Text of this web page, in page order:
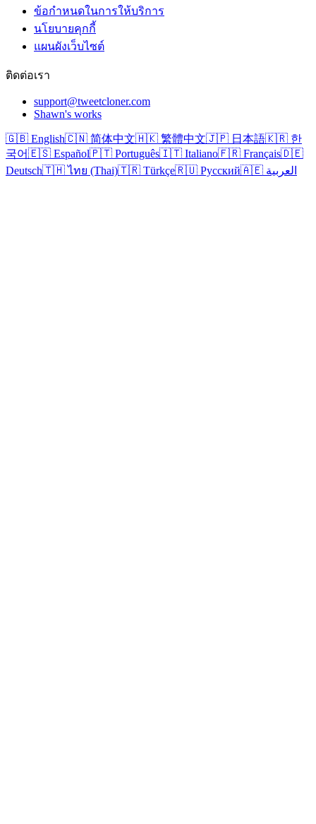
ข้อกำหนดในการให้บริการ
นโยบายคุกกี้
แผนผังเว็บไซต์
ติดต่อเรา
support@tweetcloner.com
Shawn's works
🇬🇧 English🇨🇳 简体中文🇭🇰 繁體中文🇯🇵 日本語🇰🇷 한
국어🇪🇸 Español🇵🇹 Português🇮🇹 Italiano🇫🇷 Français🇩🇪
Deutsch🇹🇭 ไทย (Thai)🇹🇷 Türkçe🇷🇺 Русский 🇦🇪 العربية